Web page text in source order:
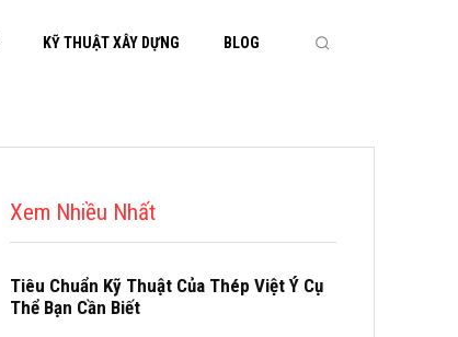
KỸ THUẬT XÂY DỰNG BLOG
Xem Nhiều Nhất
Tiêu Chuẩn Kỹ Thuật Của Thép Việt Ý Cụ
Thể Bạn Cần Biết